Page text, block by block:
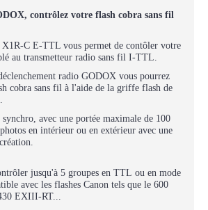
contrôlez votre flash cobra sans fil
C E-TTL vous permet de contôler votre
au transmetteur radio sans fil I-TTL.
radio GODOX vous pourrez
cobra sans fil à l'aide de la griffe flash de
synchro, avec une portée maximale de 100
en intérieur ou en extérieur avec une
jusqu'à 5 groupes en TTL ou en mode
avec les flashes Canon tels que le 600
EXIII-RT...